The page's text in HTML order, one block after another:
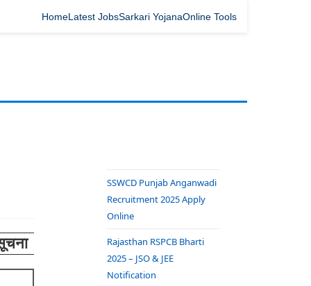
HomeLatest JobsSarkari YojanaOnline Tools
SSWCD Punjab Anganwadi
Recruitment 2025 Apply
Online
Rajasthan RSPCB Bharti
2025 – JSO & JEE
Notification